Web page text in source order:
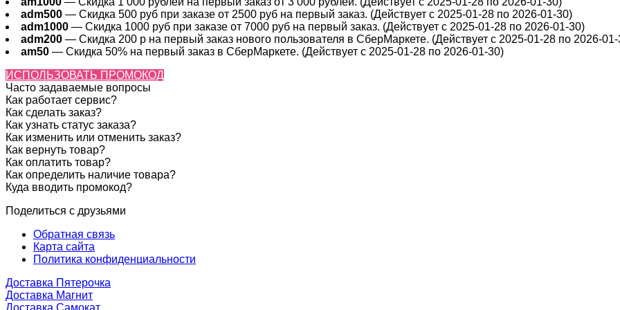
adm500 — Скидка 500 руб при заказе от 2500 руб на первый заказ. (Действует с 2025-01-28 по 2026-01-30)
adm1000 — Скидка 1000 руб при заказе от 7000 руб на первый заказ. (Действует с 2025-01-28 по 2026-01-30)
adm200 — Cкидка 200 р на первый заказ нового пользователя в СберМаркете. (Действует с 2025-01-28 по 2026-
am50 — Скидка 50% на первый заказ в СберМаркете. (Действует с 2025-01-28 по 2026-01-30)
ИСПОЛЬЗОВАТЬ ПРОМОКОД
Часто задаваемые вопросы
Как работает сервис?
Как сделать заказ?
Как узнать статус заказа?
Как изменить или отменить заказ?
Как вернуть товар?
Как оплатить товар?
Как определить наличие товара?
Куда вводить промокод?
Поделиться с друзьями
Обратная связь
Карта сайта
Политика конфиденциальности
Доставка Пятерочка
Доставка Магнит
Доставка Самокат